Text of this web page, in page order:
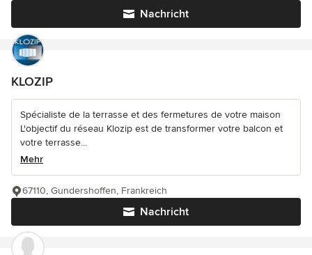
Nachricht
KLOZIP
Spécialiste de la terrasse et des fermetures de votre maison
L'objectif du réseau Klozip est de transformer votre balcon et
votre terrasse...
Mehr
Nachricht
67110, Gundershoffen, Frankreich